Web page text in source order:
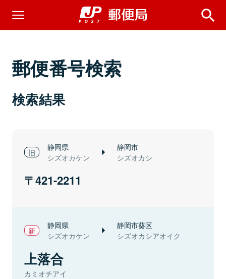
郵便番号検索
検索結果
静岡県
シズオカケン
静岡市
シズオカシ
421-2211
静岡県
シズオカケン
静岡市葵区
シズオカシアオイク
上落合
カミオチアイ